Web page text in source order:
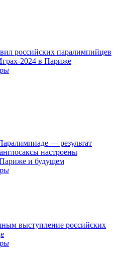
российских паралимпийцев
2024 в Париже
— результат
настроены
и будущем
выступление российских